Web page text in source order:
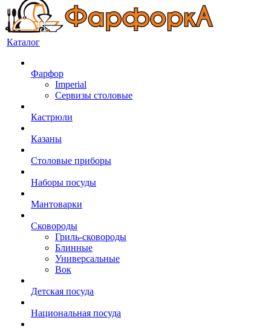
Каталог
Фарфор
Imperial
Сервизы столовые
Кастрюли
Казаны
Столовые приборы
Наборы посуды
Мантоварки
Сковороды
Гриль-сковороды
Блинные
Универсальные
Вок
Детская посуда
Национальная посуда